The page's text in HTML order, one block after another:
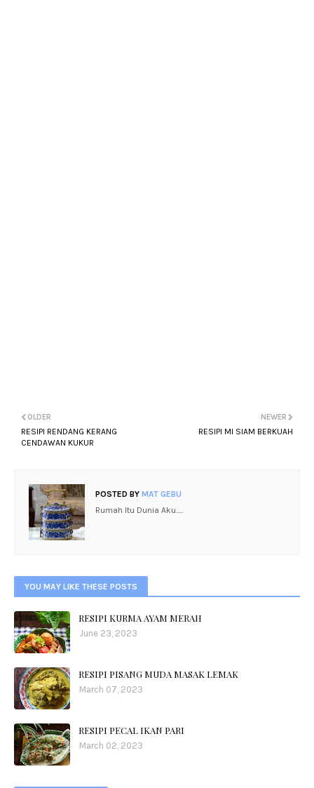
NEWER
RESIPI MI SIAM BERKUAH
OLDER
RESIPI RENDANG KERANG
CENDAWAN KUKUR
POSTED BY MAT GEBU
Rumah Itu Dunia Aku.....
YOU MAY LIKE THESE POSTS
RESIPI KURMA AYAM MERAH
June 23, 2023
RESIPI PISANG MUDA MASAK LEMAK
March 07, 2023
RESIPI PECAL IKAN PARI
March 02, 2023